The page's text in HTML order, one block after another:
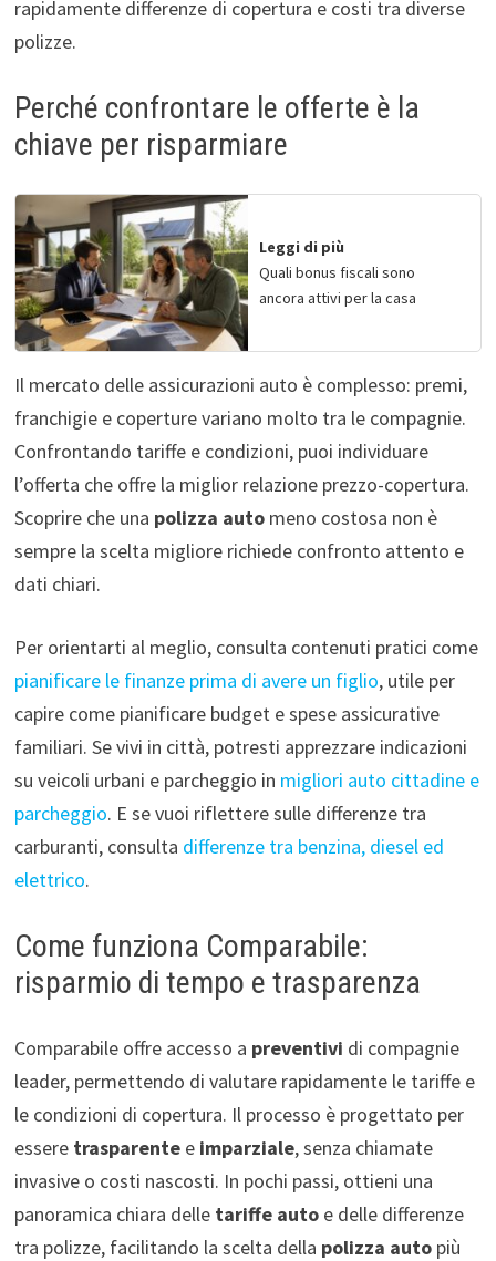
rapidamente differenze di copertura e costi tra diverse
polizze.
Perché confrontare le offerte è la
chiave per risparmiare
Leggi di più
Quali bonus fiscali sono
ancora attivi per la casa
Il mercato delle assicurazioni auto è complesso: premi,
franchigie e coperture variano molto tra le compagnie.
Confrontando tariffe e condizioni, puoi individuare
l’offerta che offre la miglior relazione prezzo-copertura.
Scoprire che una polizza automeno costosa non è
sempre la scelta migliore richiede confronto attento e
dati chiari.
Per orientarti al meglio, consulta contenuti pratici come
pianificare le finanze prima di avere un figlio, utile per
capire come pianificare budget e spese assicurative
familiari. Se vivi in città, potresti apprezzare indicazioni
su veicoli urbani e parcheggio in migliori auto cittadine e
parcheggio. E se vuoi riflettere sulle differenze tra
carburanti, consulta differenze tra benzina, diesel ed
elettrico.
Come funziona Comparabile:
risparmio di tempo e trasparenza
Comparabile offre accesso a preventivi di compagnie
leader, permettendo di valutare rapidamente le tariffe e
le condizioni di copertura. Il processo è progettato per
essere trasparentee imparziale, senza chiamate
invasive o costi nascosti. In pochi passi, ottieni una
panoramica chiara delle tariffe autoe delle differenze
tra polizze, facilitando la scelta della polizza autopiù